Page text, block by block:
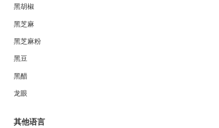
黑胡椒
黑芝麻
黑芝麻粉
黑豆
黑醋
龙眼
其他语言